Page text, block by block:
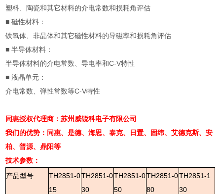
塑料、陶瓷和其它材料的介电常数和损耗角评估
■ 磁性材料：
铁氧体、非晶体和其它磁性材料的导磁率和损耗角评估
■ 半导体材料：
半导体材料的介电常数、导电率和C-V特性
■ 液晶单元：
介电常数、弹性常数等C-V特性
同惠授权代理商：苏州威锐科电子有限公司
我们的优势：同惠、是德、海思、泰克、日置、固纬、艾德克斯、安
柏、普源、鼎阳等
技术参数：
产品型号
TH2851-0
15
TH2851-0
30
TH2851-0
50
TH2851-0
80
TH2851-1
30